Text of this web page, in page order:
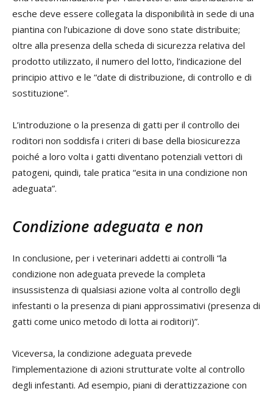
esche deve essere collegata la disponibilità in sede di una
piantina con l’ubicazione di dove sono state distribuite;
oltre alla presenza della scheda di sicurezza relativa del
prodotto utilizzato, il numero del lotto, l’indicazione del
principio attivo e le “date di distribuzione, di controllo e di
sostituzione”.
L’introduzione o la presenza di gatti per il controllo dei
roditori non soddisfa i criteri di base della biosicurezza
poiché a loro volta i gatti diventano potenziali vettori di
patogeni, quindi, tale pratica “esita in una condizione non
adeguata”.
Condizione adeguata e non
In conclusione, per i veterinari addetti ai controlli “la
condizione non adeguata prevede la completa
insussistenza di qualsiasi azione volta al controllo degli
infestanti o la presenza di piani approssimativi (presenza di
gatti come unico metodo di lotta ai roditori)”.
Viceversa, la condizione adeguata prevede
l’implementazione di azioni strutturate volte al controllo
degli infestanti. Ad esempio, piani di derattizzazione con